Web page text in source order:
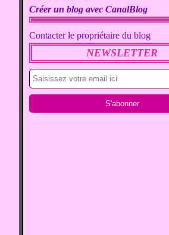
Créer un blog avec CanalBlog
Contacter le propriétaire du blog
NEWSLETTER